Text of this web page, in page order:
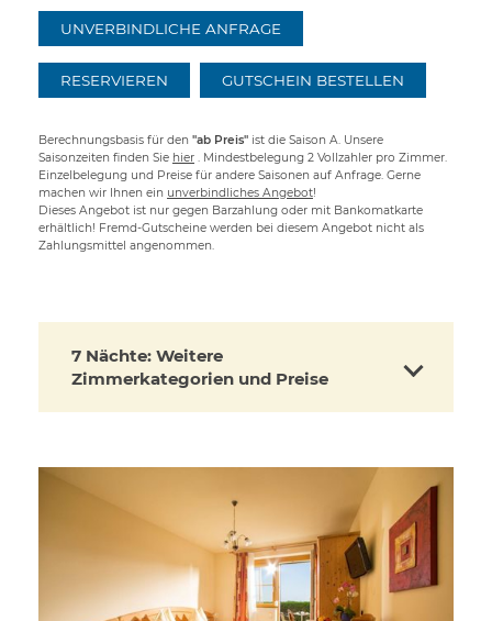
UNVERBINDLICHE ANFRAGE
RESERVIEREN GUTSCHEIN BESTELLEN
Berechnungsbasis für den "ab Preis" ist die Saison A. Unsere
Saisonzeiten finden Sie hier . Mindestbelegung 2 Vollzahler pro Zimmer.
Einzelbelegung und Preise für andere Saisonen auf Anfrage. Gerne
machen wir Ihnen ein unverbindliches Angebot!
Dieses Angebot ist nur gegen Barzahlung oder mit Bankomatkarte
erhältlich! Fremd-Gutscheine werden bei diesem Angebot nicht als
Zahlungsmittel angenommen.
7 Nächte: Weitere
Zimmerkategorien und Preise